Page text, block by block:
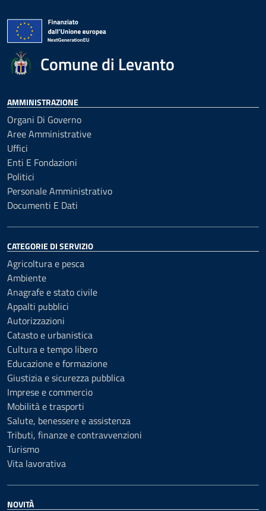
Comune di Levanto
AMMINISTRAZIONE
Organi Di Governo
Aree Amministrative
Uffici
Enti E Fondazioni
Politici
Personale Amministrativo
Documenti E Dati
CATEGORIE DI SERVIZIO
Agricoltura e pesca
Ambiente
Anagrafe e stato civile
Appalti pubblici
Autorizzazioni
Catasto e urbanistica
Cultura e tempo libero
Educazione e formazione
Giustizia e sicurezza pubblica
Imprese e commercio
Mobilità e trasporti
Salute, benessere e assistenza
Tributi, finanze e contravvenzioni
Turismo
Vita lavorativa
NOVITÀ